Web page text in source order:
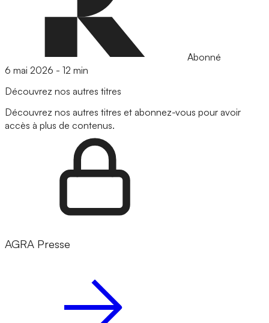
Abonné
6 mai 2026 - 12 min
Découvrez nos autres titres
Découvrez nos autres titres et abonnez-vous pour avoir
accès à plus de contenus.
AGRA Presse